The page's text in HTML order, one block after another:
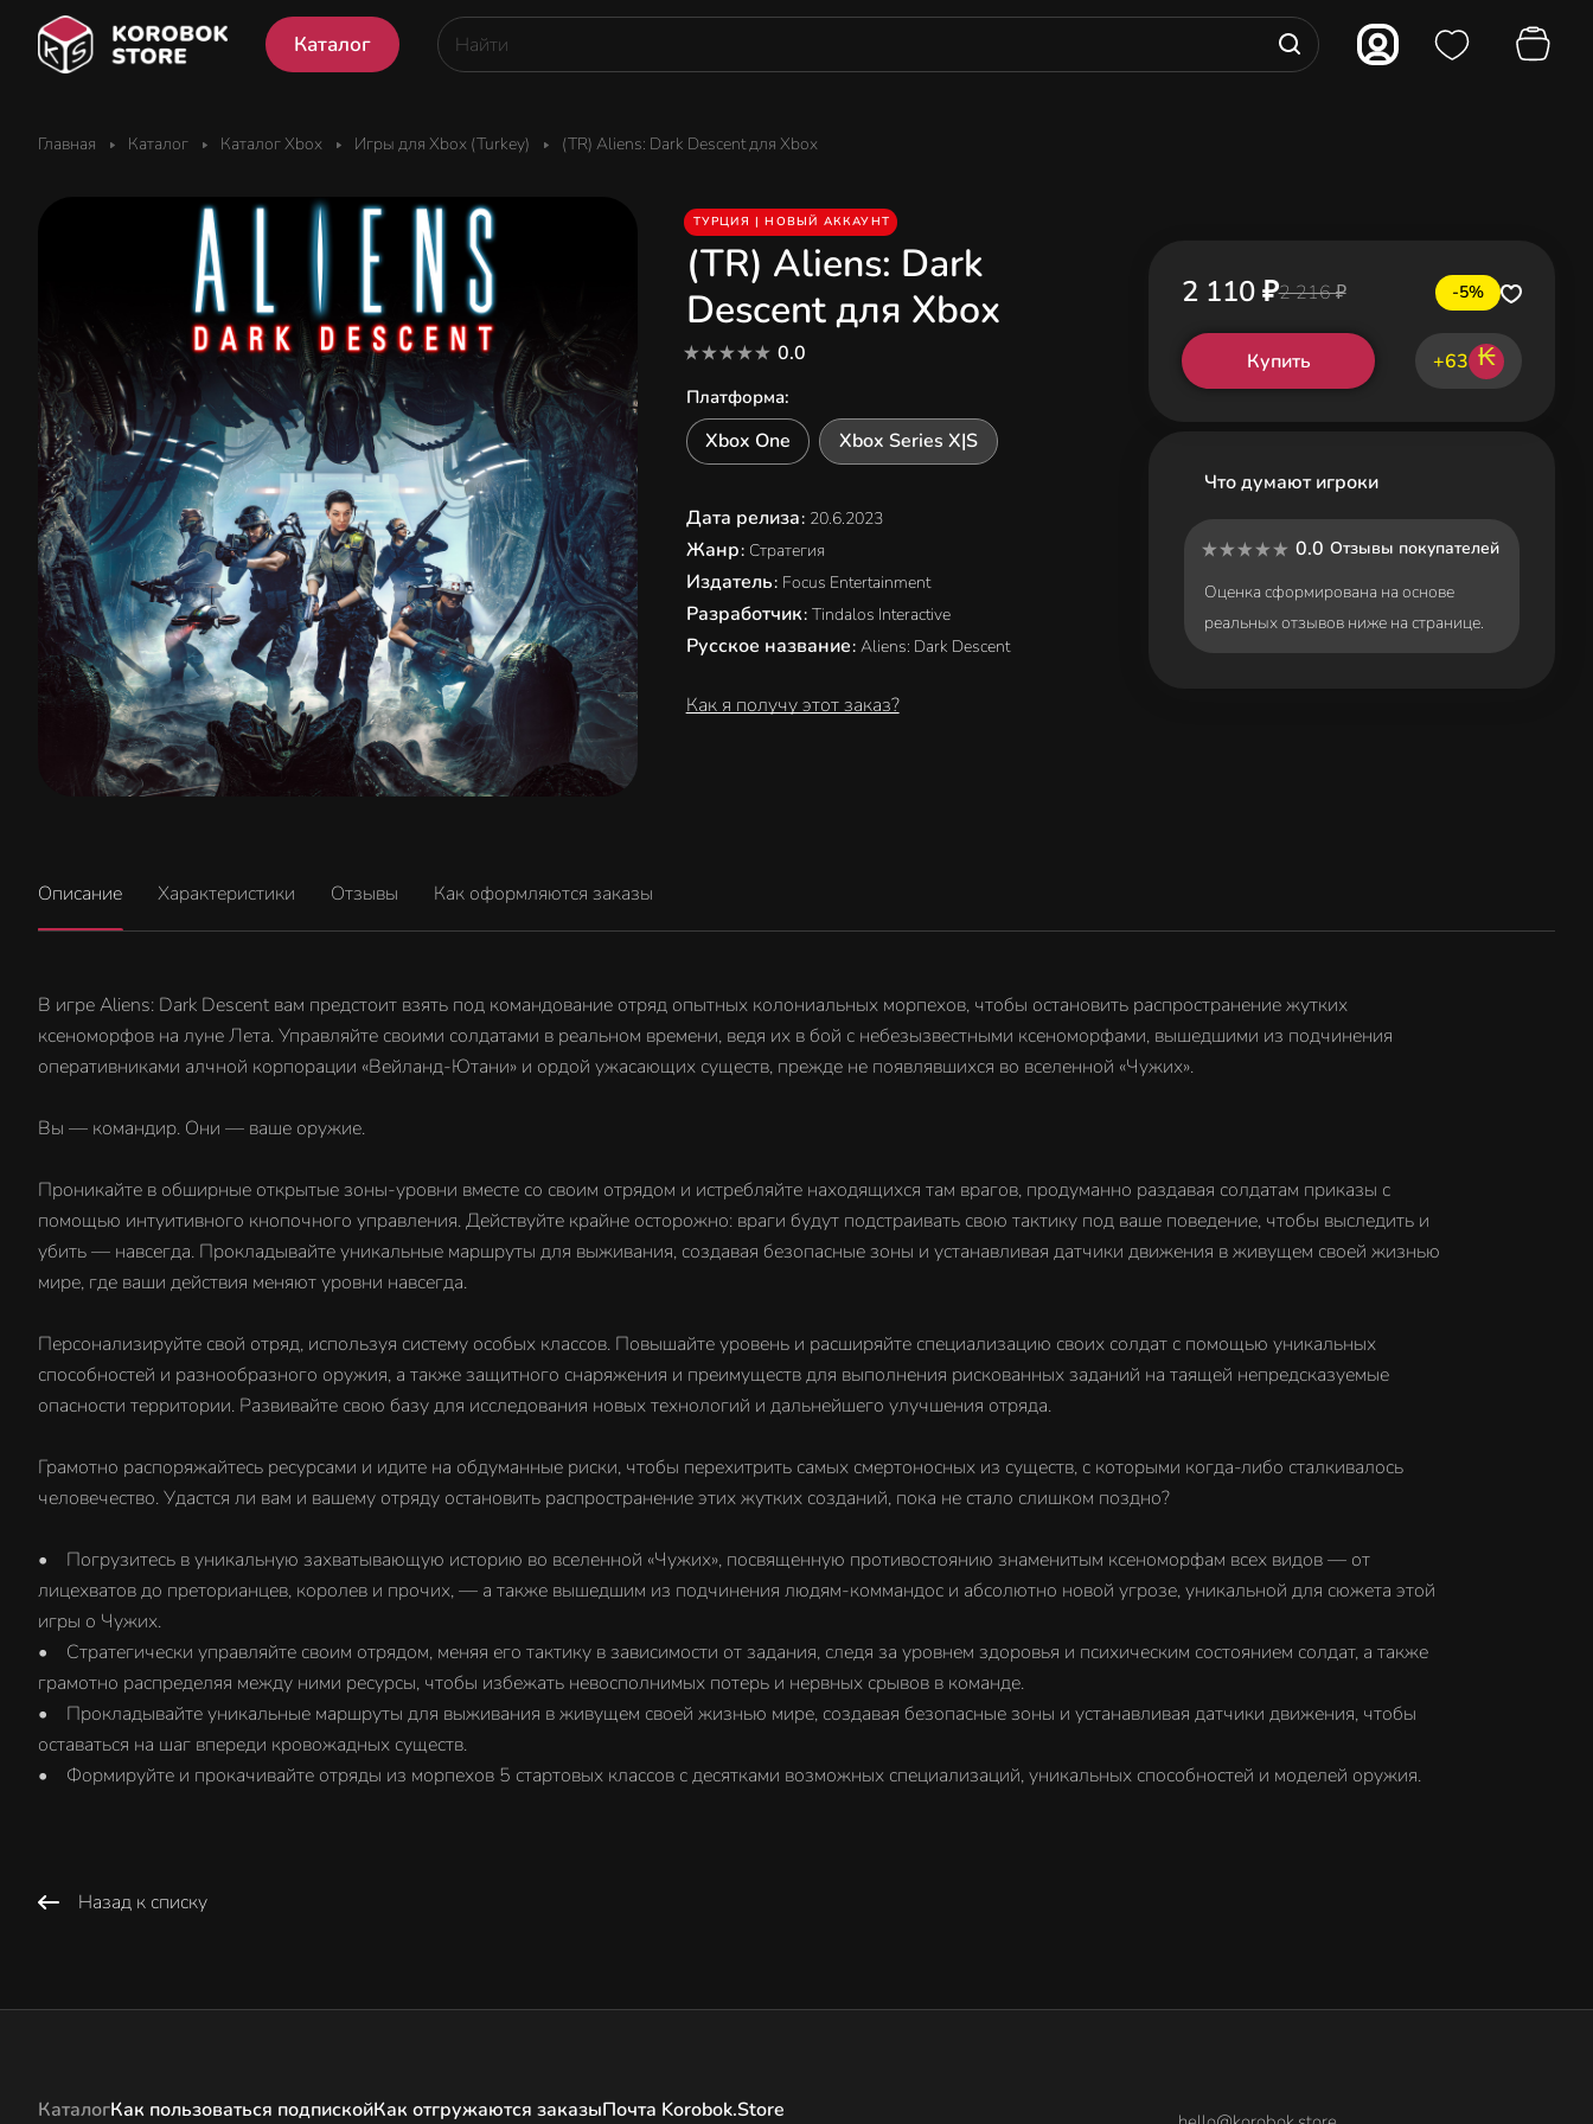
Каталог
Главная Каталог Каталог Xbox Игры для Xbox (Turkey) (TR) Aliens: Dark Descent для Xbox
ТУРЦИЯ | НОВЫЙ АККАУНТ
(TR) Aliens: Dark
Descent для Xbox
0.0
Платформа:
Xbox One Xbox Series X|S
Дата релиза: 20.6.2023
Жанр: Стратегия
Издатель: Focus Entertainment
Разработчик: Tindalos Interactive
Русское название: Aliens: Dark Descent
Как я получу этот заказ?
2 110 ₽2 216 ₽ -5%
Купить +63 ₭
Что думают игроки
0.0 Отзывы покупателей
Оценка сформирована на основе
реальных отзывов ниже на странице.
Описание Характеристики Отзывы Как оформляются заказы
В игре Aliens: Dark Descent вам предстоит взять под командование отряд опытных колониальных морпехов, чтобы остановить распространение жутких
ксеноморфов на луне Лета. Управляйте своими солдатами в реальном времени, ведя их в бой с небезызвестными ксеноморфами, вышедшими из подчинения
оперативниками алчной корпорации «Вейланд-Ютани» и ордой ужасающих существ, прежде не появлявшихся во вселенной «Чужих».
Вы — командир. Они — ваше оружие.
Проникайте в обширные открытые зоны-уровни вместе со своим отрядом и истребляйте находящихся там врагов, продуманно раздавая солдатам приказы с
помощью интуитивного кнопочного управления. Действуйте крайне осторожно: враги будут подстраивать свою тактику под ваше поведение, чтобы выследить и
убить — навсегда. Прокладывайте уникальные маршруты для выживания, создавая безопасные зоны и устанавливая датчики движения в живущем своей жизнью
мире, где ваши действия меняют уровни навсегда.
Персонализируйте свой отряд, используя систему особых классов. Повышайте уровень и расширяйте специализацию своих солдат с помощью уникальных
способностей и разнообразного оружия, а также защитного снаряжения и преимуществ для выполнения рискованных заданий на таящей непредсказуемые
опасности территории. Развивайте свою базу для исследования новых технологий и дальнейшего улучшения отряда.
Грамотно распоряжайтесь ресурсами и идите на обдуманные риски, чтобы перехитрить самых смертоносных из существ, с которыми когда-либо сталкивалось
человечество. Удастся ли вам и вашему отряду остановить распространение этих жутких созданий, пока не стало слишком поздно?
• Погрузитесь в уникальную захватывающую историю во вселенной «Чужих», посвященную противостоянию знаменитым ксеноморфам всех видов — от
лицехватов до преторианцев, королев и прочих, — а также вышедшим из подчинения людям-коммандос и абсолютно новой угрозе, уникальной для сюжета этой
игры о Чужих.
• Стратегически управляйте своим отрядом, меняя его тактику в зависимости от задания, следя за уровнем здоровья и психическим состоянием солдат, а также
грамотно распределяя между ними ресурсы, чтобы избежать невосполнимых потерь и нервных срывов в команде.
• Прокладывайте уникальные маршруты для выживания в живущем своей жизнью мире, создавая безопасные зоны и устанавливая датчики движения, чтобы
оставаться на шаг впереди кровожадных существ.
• Формируйте и прокачивайте отряды из морпехов 5 стартовых классов с десятками возможных специализаций, уникальных способностей и моделей оружия.
Назад к списку
КаталогКак пользоваться подпискойКак отгружаются заказыПочта Korobok.Store